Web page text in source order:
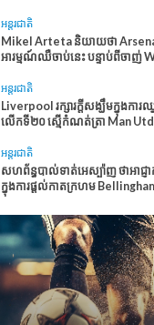
អន្តរជាតិ
Mikel Arteta និយាយថា
អារម្មណ៍ឈឺចាប់នេះ បន្ទាប់ពីចាញ់
អន្តរជាតិ
Liverpool រក្សារក្ដីសង្ឃឹមក្នុងការឈ្
លើកទី២០ ស្មើកំណត់ត្រា Man Utd
អន្តរជាតិ
សហព័ន្ធបាល់ទាត់អេស្ប៉ាញ ថាអាជ្
ក្នុងការផ្តល់កាតក្រហម